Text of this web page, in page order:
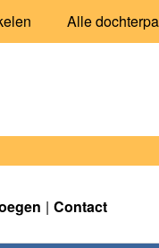
Alle
Contact